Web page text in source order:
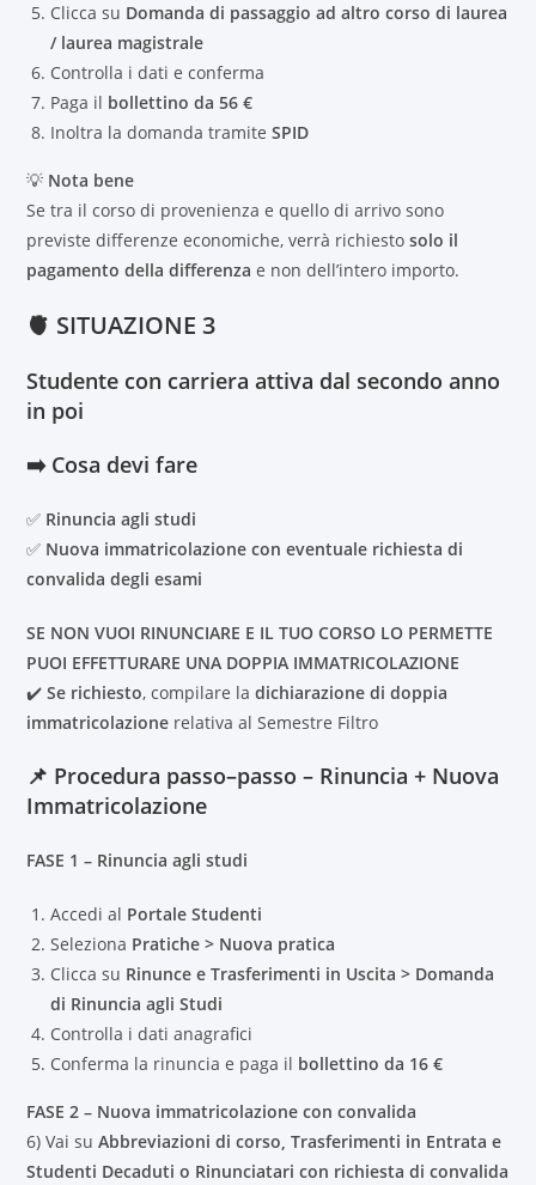
Clicca su Domanda di passaggio ad altro corso di laurea
/ laurea magistrale
Controlla i dati e conferma
Paga il bollettino da 56 €
Inoltra la domanda tramiteSPID
💡 Nota bene
Se tra il corso di provenienza e quello di arrivo sono
previste differenze economiche, verrà richiestosolo il
pagamento della differenza e non dell’intero importo.
🫀 SITUAZIONE 3
Studente con carriera attiva dal secondo anno
in poi
➡️ Cosa devi fare
✅ Rinuncia agli studi
✅ Nuova immatricolazione con eventuale richiesta di
convalida degli esami
SE NON VUOI RINUNCIARE E IL TUO CORSO LO PERMETTE
PUOI EFFETTURARE UNA DOPPIA IMMATRICOLAZIONE
✔️Se richiesto, compilare ladichiarazione di doppia
immatricolazione relativa al Semestre Filtro
📌 Procedura passo–passo – Rinuncia + Nuova
Immatricolazione
FASE 1 – Rinuncia agli studi
Accedi al Portale Studenti
Seleziona Pratiche > Nuova pratica
Clicca su Rinunce e Trasferimenti in Uscita > Domanda
di Rinuncia agli Studi
Controlla i dati anagrafici
Conferma la rinuncia e paga il bollettino da 16 €
FASE 2 – Nuova immatricolazione con convalida
6) Vai suAbbreviazioni di corso, Trasferimenti in Entrata e
Studenti Decaduti o Rinunciatari con richiesta di convalida